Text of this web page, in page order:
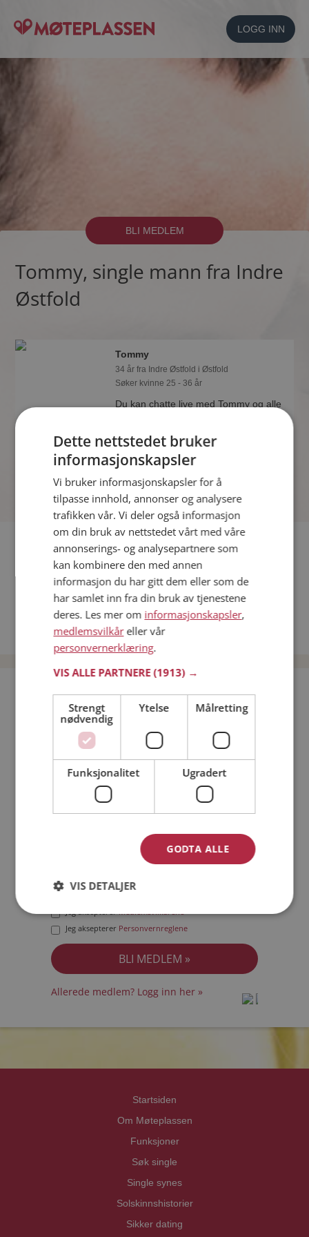
LOGG INN
BLI MEDLEM
Tommy, single mann fra Indre
Østfold
Tommy
34 år fra Indre Østfold i Østfold
Søker kvinne 25 - 36 år
Du kan chatte live med Tommy og alle
bli medlem.
Fler single
Flere singlemenn fra Indre Østfold:Ritas,Play,Per Martin
Kvinner fra Indre Østfold
Date kvinner i Norge
Date menn i Norge
Bli medlem gratis!
Jeg er en: Mann Kvinne
Min alder:
Jeg akseptererMedlemsvilkårene
Jeg aksepterer Personvernreglene
Allerede medlem? Logg inn her »
Startsiden
Om Møteplassen
Funksjoner
Søk single
Single synes
Solskinnshistorier
Sikker dating
Dette nettstedet bruker
informasjonskapsler
Vi bruker informasjonskapsler for å
tilpasse innhold, annonser og analysere
trafikken vår. Vi deler også informasjon
om din bruk av nettstedet vårt med våre
annonserings- og analysepartnere som
kan kombinere den med annen
informasjon du har gitt dem eller som de
har samlet inn fra din bruk av tjenestene
deres. Les mer om informasjonskapsler,
medlemsvilkåreller vår
personvernerklæring.
VIS ALLE PARTNERE(1913) →
Strengt
nødvendig
Ytelse Målretting
Funksjonalitet Ugradert
GODTA ALLE
VIS DETALJER